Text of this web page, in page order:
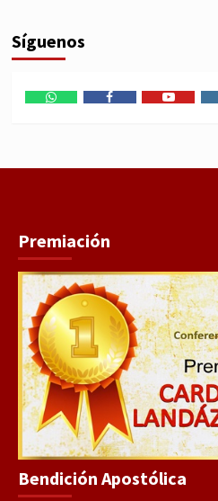
Síguenos
Premiación
Bendición Apostólica